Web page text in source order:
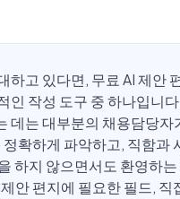
하고 있다면, 무료 AI 제안
인 작성 도구 중 하나입니
데는 대부분의 채용담당자
확하게 파악하고, 직함과
하지 않으면서도 환영하
안 편지에 필요한 필드, 직